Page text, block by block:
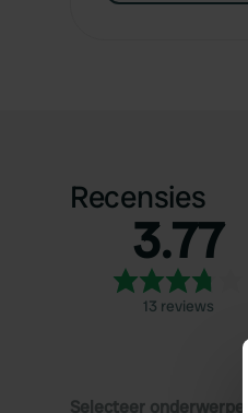
Recensies
3.77
13 reviews
Selecteer